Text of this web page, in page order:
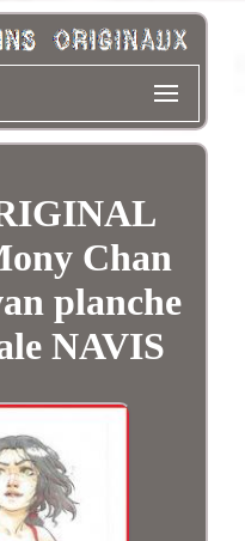
Chan
planche
NAVIS